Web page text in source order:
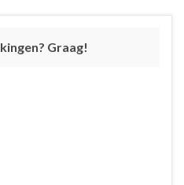
Graag!